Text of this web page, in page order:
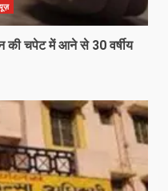
की चपेट में आने से 30 वर्षीय